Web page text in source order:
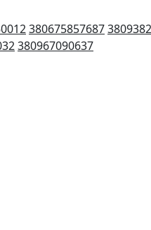
380675857687
380967090637